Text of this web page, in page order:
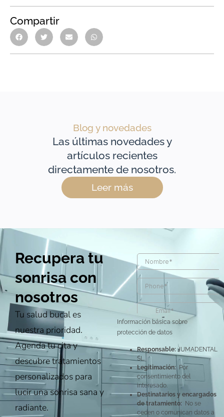
Compartir
Blog y novedades
Las últimas novedades y
artículos recientes
directamente de nosotros.
Leer más
Recupera tu
sonrisa con
nosotros
Tu salud bucal es
nuestra prioridad.
Agenda tu cita y
descubre tratamientos
personalizados para
lucir una sonrisa sana y
radiante.
Información básica sobre
protección de datos
Responsable: JUMADENTAL
SL.
Legitimación: Por
consentimiento del
interesado.
Destinatarios y encargados
de tratamiento:
No se
ceden o comunican datos a